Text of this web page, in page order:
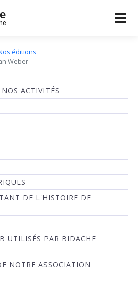
éditions
Weber
ACTIVITÉS
DE L'HISTOIRE DE
UTILISÉS PAR BIDACHE
NOTRE ASSOCIATION